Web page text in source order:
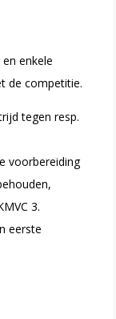
enkele
de competitie.
tegen resp.
voorbereiding
3.
eerste